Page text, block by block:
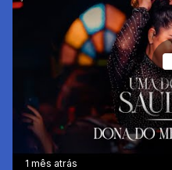
1 mês atrás